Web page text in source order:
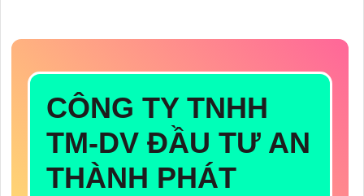
CÔNG TY TNHH
TM-DV ĐẦU TƯ AN
THÀNH PHÁT